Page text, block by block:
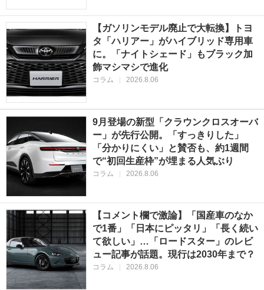
【ガソリンモデル廃止で大転換】トヨ
タ「ハリアー」がハイブリッド専用車
に。「ナイトシェード」もブラック加
飾マシマシで進化
コラム 2026.8.06
9月登場の新型「クラウンクロスオーバ
ー」が先行公開。「すっきりした」
「分かりにくい」と賛否も、約1週間
で“初回生産枠”が埋まる人気ぶり
コラム 2026.8.06
【コメント欄で激論】「国産車のなか
で1番」「日本にピッタリ」「長く続い
て欲しい」…「ロードスター」のレビ
ュー記事が話題。現行は2030年まで？
コラム 2026.8.06